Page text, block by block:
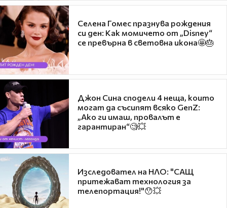
Селена Гомес празнува рождения
си ден: Как момичето от „Disney“
се превърна в световна икона🤩🎂
Джон Сина сподели 4 неща, които
могат да съсипят всяко GenZ:
„Ако ги имаш, провалът е
гарантиран“🧐💥
Изследовател на НЛО: "САЩ
притежават технология за
телепортация!"😯💥